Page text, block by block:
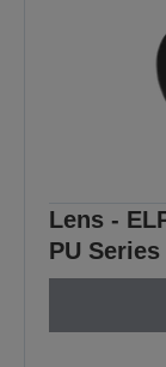
Lens -
PU Series